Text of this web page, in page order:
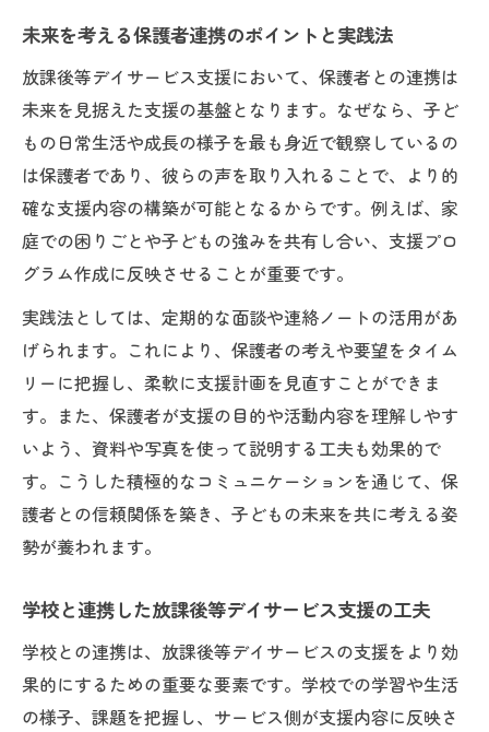
未来を考える保護者連携のポイントと実践法
放課後等デイサービス支援において、保護者との連携は
未来を見据えた支援の基盤となります。なぜなら、子ど
もの日常生活や成長の様子を最も身近で観察しているの
は保護者であり、彼らの声を取り入れることで、より的
確な支援内容の構築が可能となるからです。例えば、家
庭での困りごとや子どもの強みを共有し合い、支援プロ
グラム作成に反映させることが重要です。
実践法としては、定期的な面談や連絡ノートの活用があ
げられます。これにより、保護者の考えや要望をタイム
リーに把握し、柔軟に支援計画を見直すことができま
す。また、保護者が支援の目的や活動内容を理解しやす
いよう、資料や写真を使って説明する工夫も効果的で
す。こうした積極的なコミュニケーションを通じて、保
護者との信頼関係を築き、子どもの未来を共に考える姿
勢が養われます。
学校と連携した放課後等デイサービス支援の工夫
学校との連携は、放課後等デイサービスの支援をより効
果的にするための重要な要素です。学校での学習や生活
の様子、課題を把握し、サービス側が支援内容に反映さ